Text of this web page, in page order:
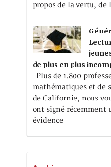
propos de la vertu, de
de plus en plus
Plus de 1.800
mathématiques et de
de Californie, nous
ont signé récemment
évidence